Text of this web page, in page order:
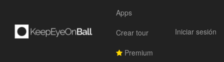
Apps
Crear tour
Premium
Iniciar sesión